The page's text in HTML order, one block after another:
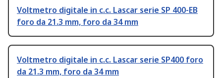
Voltmetro digitale in c.c. Lascar serie SP 400-EB
foro da 21.3 mm, foro da 34 mm
Voltmetro digitale in c.c. Lascar serie SP400 foro
da 21.3 mm, foro da 34 mm